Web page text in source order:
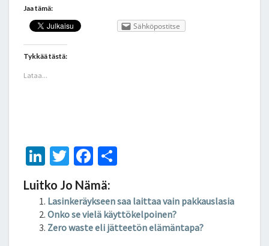
Jaa tämä:
Sähköpostitse
Tykkää tästä:
Lataa...
Li
n
ke
dI
n
T
wi
tt
er
Fa
ce
b
o
o
ar
e
Luitko Jo Nämä:
Lasinkeräykseen saa laittaa vain pakkauslasia
Onko se vielä käyttökelpoinen?
Zero waste eli jätteetön elämäntapa?